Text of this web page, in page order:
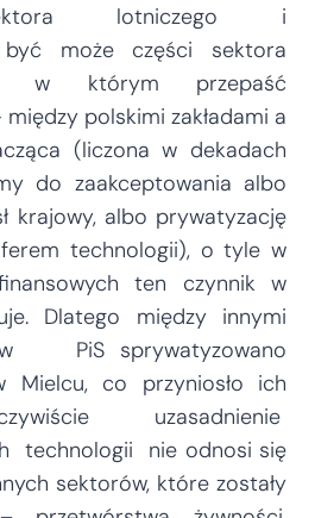
lotniczego i
być może części sektora
w którym przepaść
polskimi zakładami a
(liczona w dekadach
do zaakceptowania albo
krajowy, albo prywatyzację
technologii), o tyle w
ten czynnik w
Dlatego między innymi
PiS sprywatyzowano
Mielcu, co przyniosło ich
uzasadnienie
technologii nie odnosi się
sektorów, które zostały